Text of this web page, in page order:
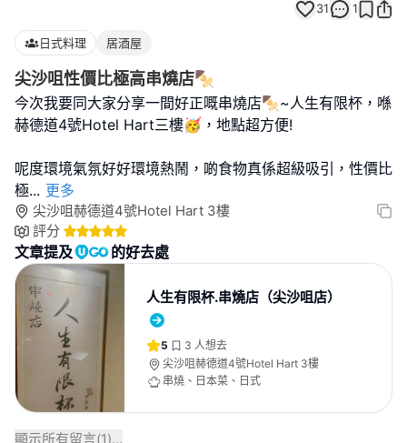
31 1
日式料理 居酒屋
尖沙咀性價比極高串燒店🍢
今次我要同大家分享一間好正嘅串燒店🍢~人生有限杯，喺
赫德道4號Hotel Hart三樓🥳，地點超方便!
呢度環境氣氛好好環境熱鬧，啲食物真係超級吸引，性價比
極... 更多
尖沙咀赫德道4號Hotel Hart 3樓
評分
文章提及 的好去處
人生有限杯.串燒店（尖沙咀店）
5 3 人想去
尖沙咀赫德道4號Hotel Hart 3樓
串燒、日本菜、日式
顯示所有留言(1)...